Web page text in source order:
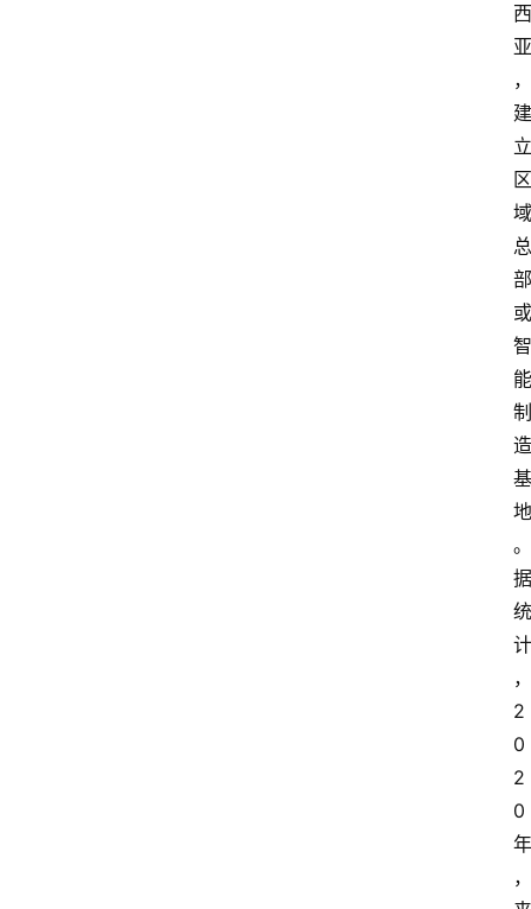
西
亚
，
建
立
区
域
总
部
或
智
能
制
造
基
地
。
据
统
计
，
2
0
2
0
年
，